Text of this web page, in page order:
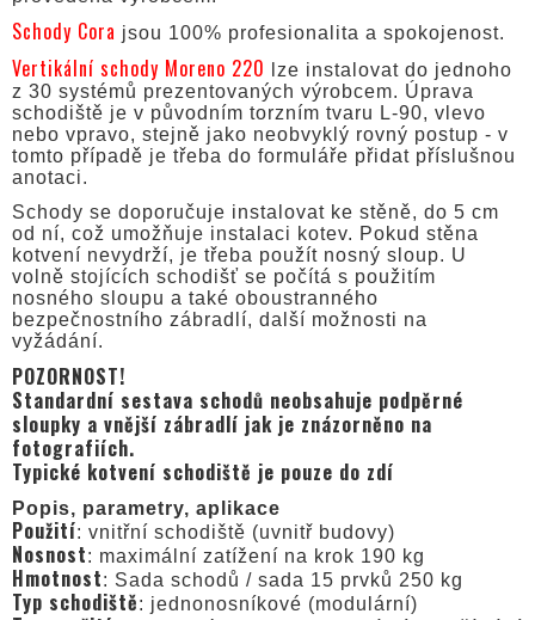
Schody Cora jsou 100% profesionalita a spokojenost.
Vertikální schody Moreno 220
lze instalovat do jednoho
z 30 systémů prezentovaných výrobcem. Úprava
schodiště je v původním torzním tvaru L-90, vlevo
nebo vpravo, stejně jako neobvyklý rovný postup - v
tomto případě je třeba do formuláře přidat příslušnou
anotaci.
Schody se doporučuje instalovat ke stěně, do 5 cm
od ní, což umožňuje instalaci kotev. Pokud stěna
kotvení nevydrží, je třeba použít nosný sloup. U
volně stojících schodišť se počítá s použitím
nosného sloupu a také oboustranného
bezpečnostního zábradlí, další možnosti na
vyžádání.
POZORNOST!
Standardní sestava schodů neobsahuje podpěrné
sloupky a vnější zábradlí jak je znázorněno na
fotografiích.
Typické kotvení schodiště je pouze do zdí
Popis, parametry, aplikace
Použití: vnitřní schodiště (uvnitř budovy)
Nosnost: maximální zatížení na krok 190 kg
Hmotnost: Sada schodů / sada 15 prvků 250 kg
Typ schodiště: jednonosníkové (modulární)